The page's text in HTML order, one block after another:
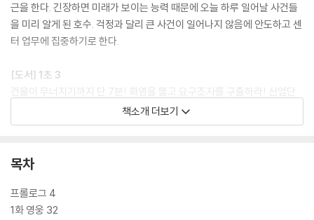
근을 한다. 긴장하면 미래가 보이는 능력 때문에 오늘 하루 일어날 사건들
을 미리 알게 된 호수. 걱정과 달리 큰 사건이 일어나지 않음에 안도하고 센
터 업무에 집중하기로 한다.
[도서] 1초 3
건물이 무너지기까지 단 7분! 화염을 뚫고 요구조자를 구출하라! 산업단
지에 대형 화재가 발생했다. 활활 치솟는 불길은 각 구역 소방대가 모두 동
원될 만큼 거세다. 호수는 백두진 센터장의 지휘 아래 진압을 시작하고, 침
어넘어 빠르게 번지고, 건물은 곧 무너지기라도 할 듯 위태롭다. 촌각을 다
하려는 그때, 호수는 아직 한 명이 건물 내에 고립되어 있음을 알게 되는
데...
책소개 더보기
목차
프롤로그 4
1화 영웅 32